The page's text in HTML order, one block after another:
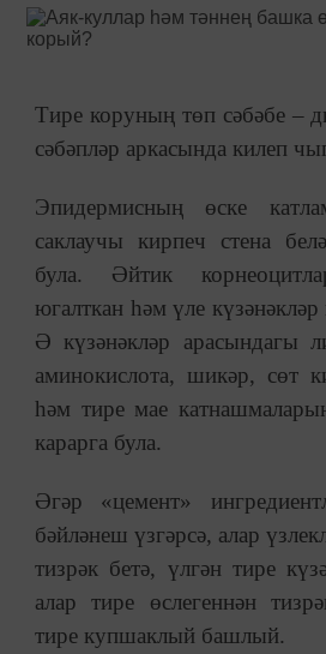
Тире коруның төп сәбәбе –
сәбәпләр аркасында килеп
Эпидермисның өске
саклаучы кирпеч стена
була. Әйтик
югалткан һәм үле
Ә күзәнәкләр арасындагы
аминокислота, шикәр, сөт
һәм тире мае
карарга була.
Әгәр «цемент»
бәйләнеш үзгәрсә, алар
тизрәк бетә, үлгән тире
алар тире өслегеннән
тире купшаклый башлый.